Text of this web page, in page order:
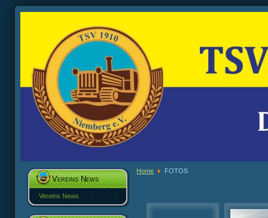
Vereins News
Vereins News
Home FOTOS